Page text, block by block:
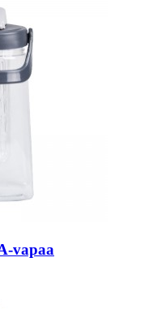
vapaa